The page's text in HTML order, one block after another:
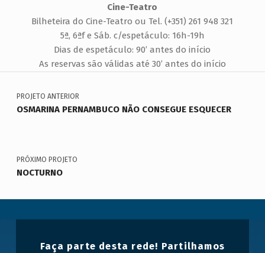
Cine-Teatro
Bilheteira do Cine-Teatro ou Tel. (+351) 261 948 321
5ª, 6ªf e Sáb. c/espetáculo: 16h-19h
Dias de espetáculo: 90’ antes do início
As reservas são válidas até 30’ antes do início
Voltar à navegação principal
Navegação de artigos
PROJETO ANTERIOR
OSMARINA PERNAMBUCO NÃO CONSEGUE ESQUECER
PRÓXIMO PROJETO
NOCTURNO
Faça parte desta rede! Partilhamos